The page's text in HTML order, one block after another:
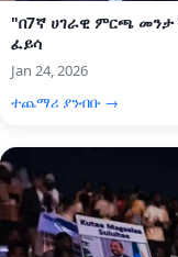
"በ7ኛ ሀገራዊ ምርጫ መንታ
ፈይሳ
Jan 24, 2026
ተጨማሪ ያንብቡ →